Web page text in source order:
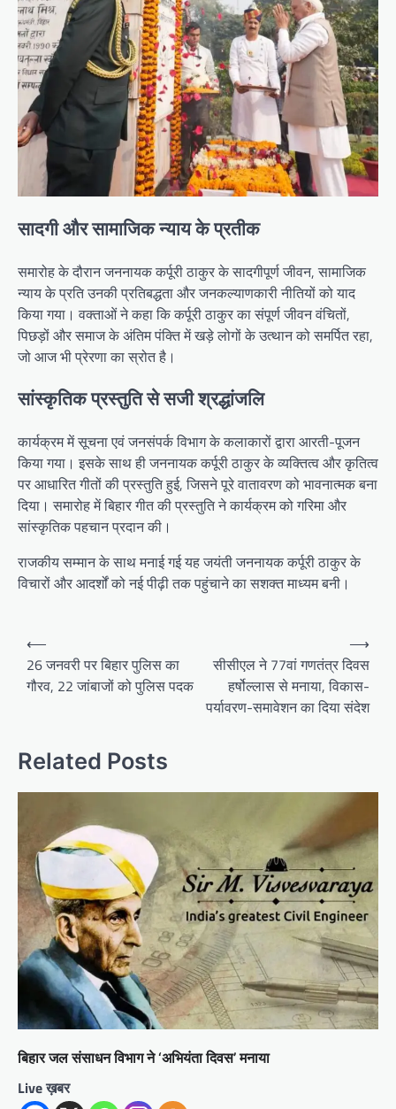
सादगी और सामाजिक न्याय के प्रतीक
समारोह के दौरान जननायक कर्पूरी ठाकुर के सादगीपूर्ण जीवन, सामाजिक
न्याय के प्रति उनकी प्रतिबद्धता और जनकल्याणकारी नीतियों को याद
किया गया। वक्ताओं ने कहा कि कर्पूरी ठाकुर का संपूर्ण जीवन वंचितों,
पिछड़ों और समाज के अंतिम पंक्ति में खड़े लोगों के उत्थान को समर्पित रहा,
जो आज भी प्रेरणा का स्रोत है।
सांस्कृतिक प्रस्तुति से सजी श्रद्धांजलि
कार्यक्रम में सूचना एवं जनसंपर्क विभाग के कलाकारों द्वारा आरती-पूजन
किया गया। इसके साथ ही जननायक कर्पूरी ठाकुर के व्यक्तित्व और कृतित्व
पर आधारित गीतों की प्रस्तुति हुई, जिसने पूरे वातावरण को भावनात्मक बना
दिया। समारोह में बिहार गीत की प्रस्तुति ने कार्यक्रम को गरिमा और
सांस्कृतिक पहचान प्रदान की।
राजकीय सम्मान के साथ मनाई गई यह जयंती जननायक कर्पूरी ठाकुर के
विचारों और आदर्शों को नई पीढ़ी तक पहुंचाने का सशक्त माध्यम बनी।
Post
navigation
⟵
26 जनवरी पर बिहार पुलिस का
गौरव, 22 जांबाजों को पुलिस पदक
सीसीएल ने 77वां गणतंत्र दिवस
हर्षोल्लास से मनाया, विकास-
पर्यावरण-समावेशन का दिया संदेश
⟶
Related Posts
बिहार जल संसाधन विभाग ने ‘अभियंता दिवस’ मनाया
Live ख़बर